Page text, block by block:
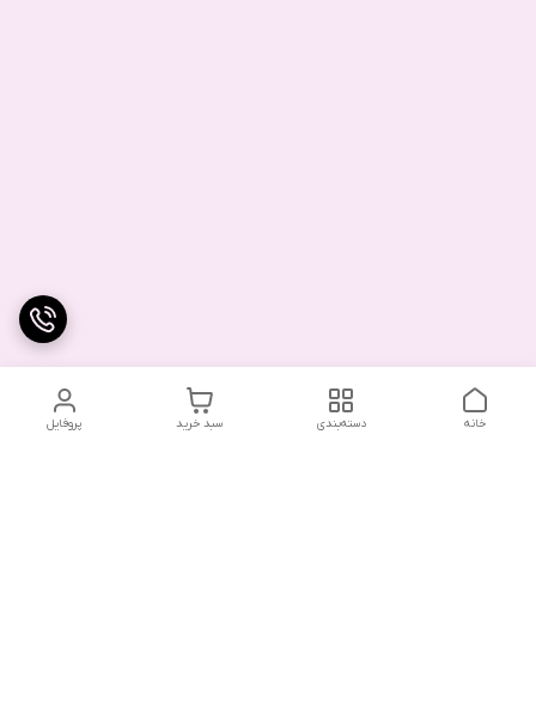
پروفایل سبد خرید دسته‌بندی خانه